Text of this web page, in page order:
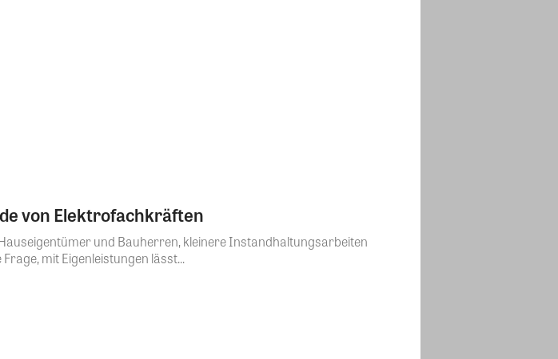
von Elektrofachkräften
und Bauherren, kleinere Instandhaltungsarbeiten
mit Eigenleistungen lässt...